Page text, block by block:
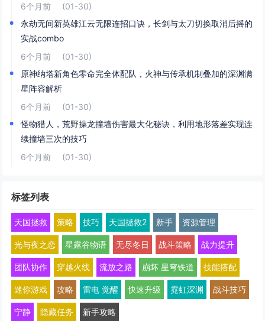
6个月前
(01-30)
永劫无间新英雄江云无限连招口诀，长剑与太刀切换取消后摇的
实战combo
6个月前
(01-30)
原神纳塔新角色零命完全体配队，火神与传承机制叠加的深渊满
星阵容解析
6个月前
(01-30)
怪物猎人，荒野操龙撞墙伤害最大化秘诀，利用地形落差实现连
续撞墙三次的技巧
6个月前
(01-30)
标签列表
天国拯救 策略 技巧 天国拯救2 新手 资源管理
光与夜之恋 星露谷物语 无尽冬日 战斗策略 战力提升
团队协作 穿越火线 流放之路 崩坏 星穹铁道 技能搭配
迷你游戏 攻略 雷电 觉醒 快速升级 霓虹深渊 战斗技巧
宁静 隐藏任务 新手攻略